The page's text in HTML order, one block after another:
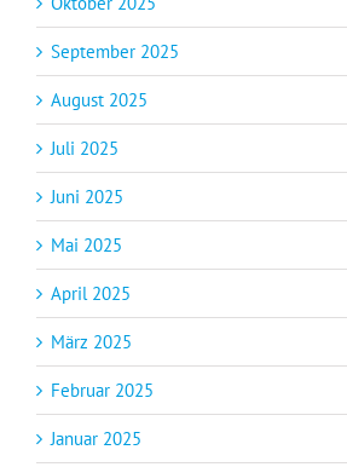
September 2025
August 2025
Juli 2025
Juni 2025
Mai 2025
April 2025
März 2025
Februar 2025
Januar 2025